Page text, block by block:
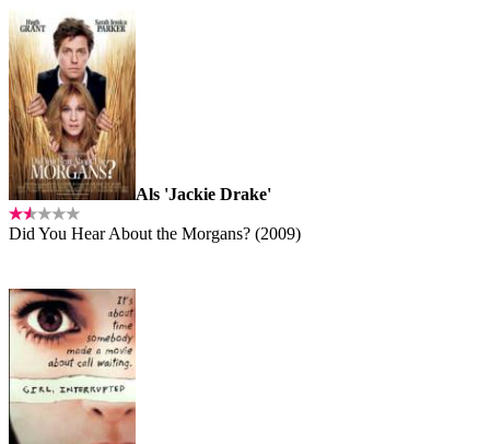
Als 'Jackie Drake'
Did You Hear About the Morgans? (2009)